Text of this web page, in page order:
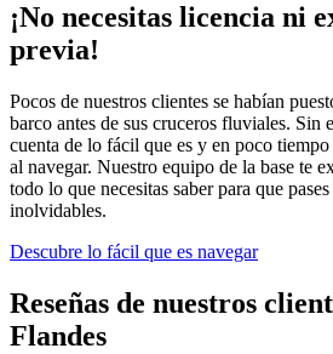
¡No necesitas licencia ni
previa!
Pocos de nuestros clientes se habían
barco antes de sus cruceros fluviales. Sin
cuenta de lo fácil que es y en poco
al navegar. Nuestro equipo de la base te
todo lo que necesitas saber para que
inolvidables.
Descubre lo fácil que es navegar
Reseñas de nuestros
Flandes